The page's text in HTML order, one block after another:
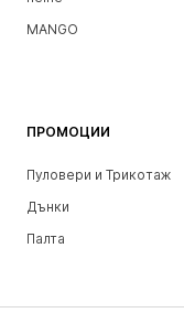
MANGO
ПРОМОЦИИ
Пуловери и Трикотаж
Дънки
Палта
Поли